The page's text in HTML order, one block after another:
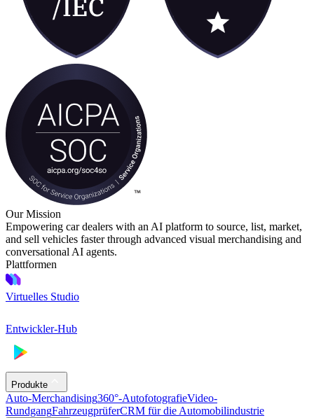
Our Mission
Empowering car dealers with an AI platform to source, list, market,
and sell vehicles faster through advanced visual merchandising and
conversational AI agents.
Plattformen
Virtuelles Studio
Entwickler-Hub
Produkte
Auto-Merchandising360°-AutofotografieVideo-
RundgangFahrzeugprüferCRM für die Automobilindustrie